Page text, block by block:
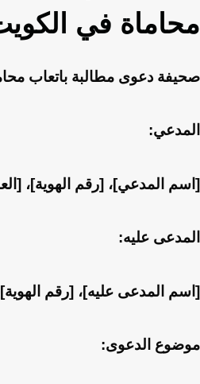
محاماة في
صحيفة دعوى مطالبة باتعاب
المدعي:
[اسم المدعي]، [رقم الهوية]،
المدعى عليه:
[اسم المدعى عليه]، [رقم
موضوع الدعوى: